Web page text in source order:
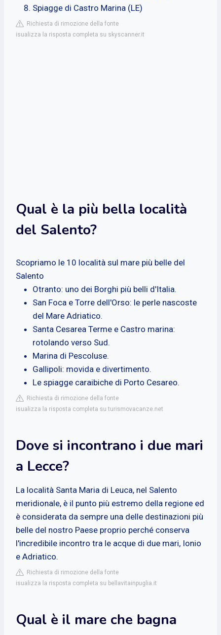
Spiagge di Castro Marina (LE)
Richiesta di rimozione della fonte
isualizza la risposta completa su skyscanner.it
Qual è la più bella località
del Salento?
Scopriamo le 10 località sul mare più belle del
Salento
Otranto: uno dei Borghi più belli d'Italia.
San Foca e Torre dell'Orso: le perle nascoste
del Mare Adriatico.
Santa Cesarea Terme e Castro marina:
rotolando verso Sud.
Marina di Pescoluse.
Gallipoli: movida e divertimento.
Le spiagge caraibiche di Porto Cesareo.
Richiesta di rimozione della fonte
isualizza la risposta completa su turismovacanze.net
Dove si incontrano i due mari
a Lecce?
La località Santa Maria di Leuca, nel Salento
meridionale, è il punto più estremo della regione ed
è considerata da sempre una delle destinazioni più
belle del nostro Paese proprio perché conserva
l'incredibile incontro tra le acque di due mari, Ionio
e Adriatico.
Richiesta di rimozione della fonte
isualizza la risposta completa su bellavitainpuglia.it
Qual è il mare che bagna